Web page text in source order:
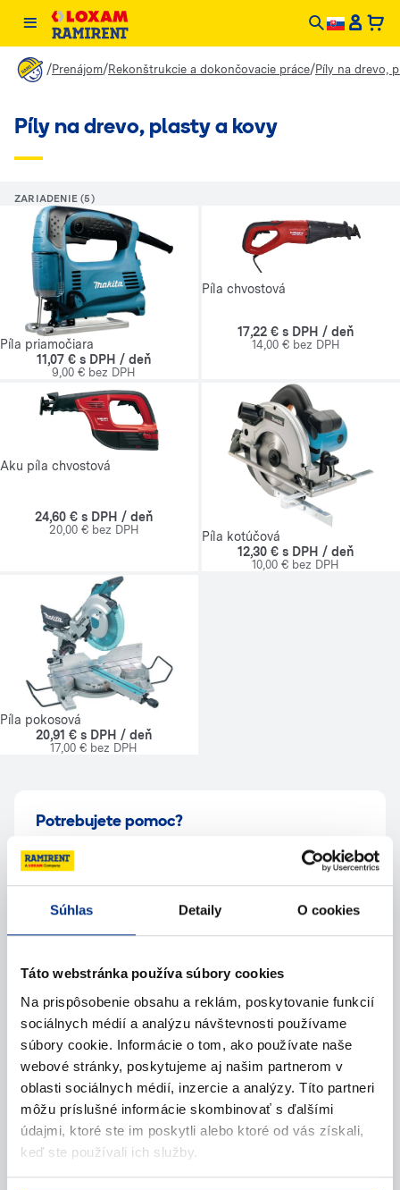
Súhlas Detaily O cookies
Táto webstránka používa súbory cookies
Na prispôsobenie obsahu a reklám, poskytovanie funkcií
sociálnych médií a analýzu návštevnosti používame
súbory cookie. Informácie o tom, ako používate naše
webové stránky, poskytujeme aj našim partnerom v
oblasti sociálnych médií, inzercie a analýzy. Títo partneri
môžu príslušné informácie skombinovať s ďalšími
údajmi, ktoré ste im poskytli alebo ktoré od vás získali,
keď ste používali ich služby.
/Prenájom/Rekonštrukcie a dokončovacie práce/Píly na drevo,
Píly na drevo, plasty a kovy
ZARIADENIE (5)
Píla priamočiara
11,07 € s DPH / deň
9,00 € bez DPH
Píla chvostová
17,22 € s DPH / deň
14,00 € bez DPH
Aku píla chvostová
24,60 € s DPH / deň
20,00 € bez DPH
Píla kotúčová
12,30 € s DPH / deň
10,00 € bez DPH
Píla pokosová
20,91 € s DPH / deň
17,00 € bez DPH
Potrebujete pomoc?
Zavolajte nám
Napíšte nám (e-mail)